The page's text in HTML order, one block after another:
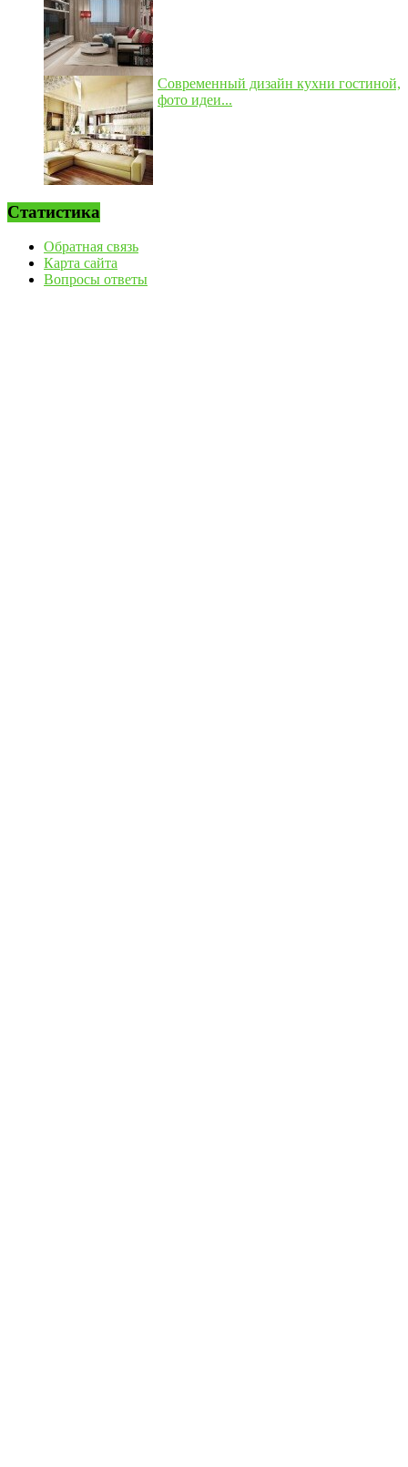
Современный дизайн кухни гостиной,
фото идеи...
Статистика
Обратная связь
Карта сайта
Вопросы ответы